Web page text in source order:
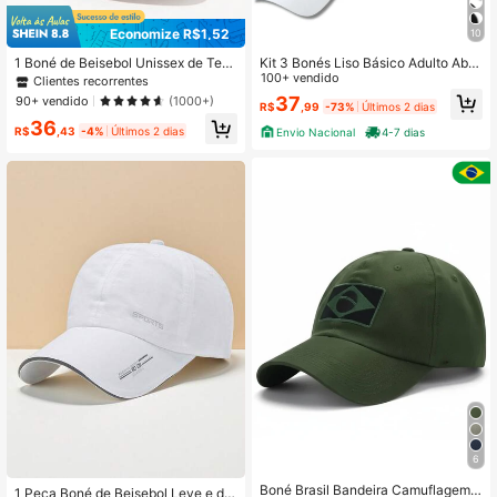
4,91 11K Seguidores
4,91
Economize R$1,52
1 Boné de Beisebol Unissex de Teci
do Com Etiqueta de Moda Externa A
justável e Lavável
Clientes recorrentes
90+ vendido
(1000+)
R$36 ,43 -4% Últimos 2 dias
1 Peça Boné de Beisebol Leve e de
Quase esgotado!
10
Kit 3 Bonés Liso Básico Adulto Aba
Curva Masculino e Feminino Super
100+ vendido
R$37 ,99 -73% Últimos 2 dias
Envio Nacional
4-7 dias
6
Boné Brasil Bandeira Camuflagem T